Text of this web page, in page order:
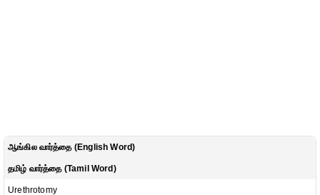
ஆங்கில வார்த்தை (English Word)
தமிழ் வார்த்தை (Tamil Word)
Urethrotomy